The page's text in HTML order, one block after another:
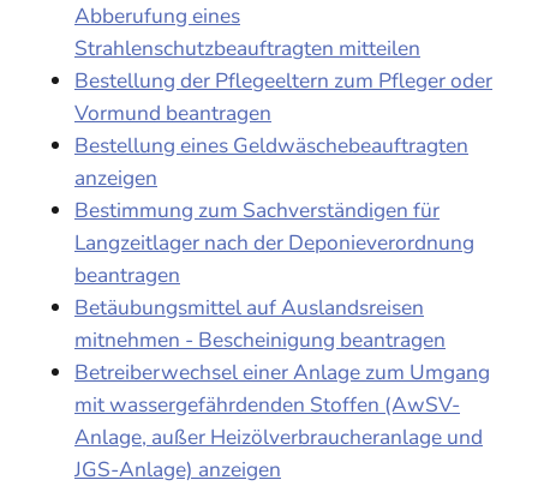
Abberufung eines
Strahlenschutzbeauftragten mitteilen
Bestellung der Pflegeeltern zum Pfleger oder
Vormund beantragen
Bestellung eines Geldwäschebeauftragten
anzeigen
Bestimmung zum Sachverständigen für
Langzeitlager nach der Deponieverordnung
beantragen
Betäubungsmittel auf Auslandsreisen
mitnehmen - Bescheinigung beantragen
Betreiberwechsel einer Anlage zum Umgang
mit wassergefährdenden Stoffen (AwSV-
Anlage, außer Heizölverbraucheranlage und
JGS-Anlage) anzeigen